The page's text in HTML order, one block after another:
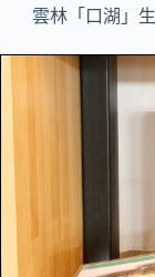
雲林「口湖」